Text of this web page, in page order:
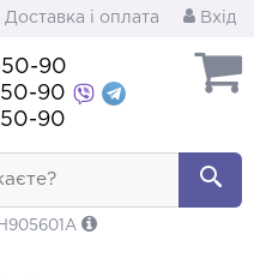
Доставка і оплата Вхід
50-90
50-90
50-90